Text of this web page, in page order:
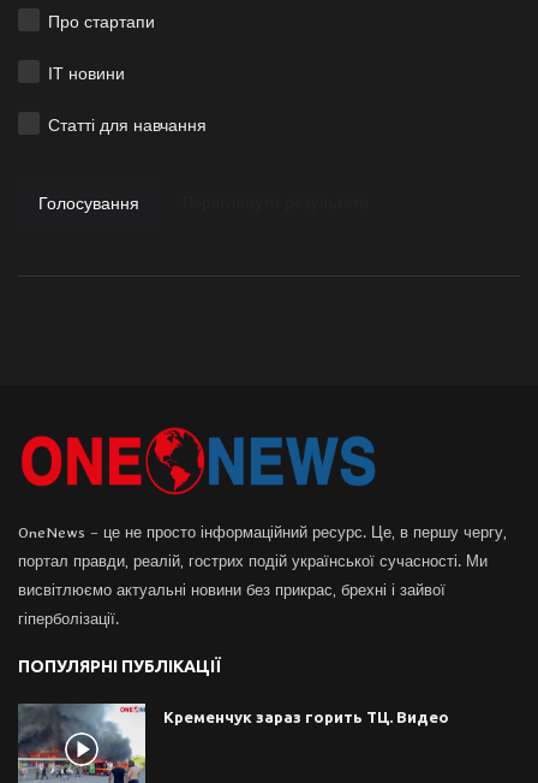
Про стартапи
ІТ новини
Статті для навчання
Голосування
OneNews – це не просто інформаційний ресурс. Це, в першу чергу,
портал правди, реалій, гострих подій української сучасності. Ми
висвітлюємо актуальні новини без прикрас, брехні і зайвої
гіперболізації.
ПОПУЛЯРНІ ПУБЛІКАЦІЇ
Кременчук зараз горить ТЦ. Видео